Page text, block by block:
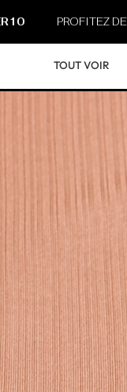
PROFITEZ DE 10 % DE
TOUT VOIR